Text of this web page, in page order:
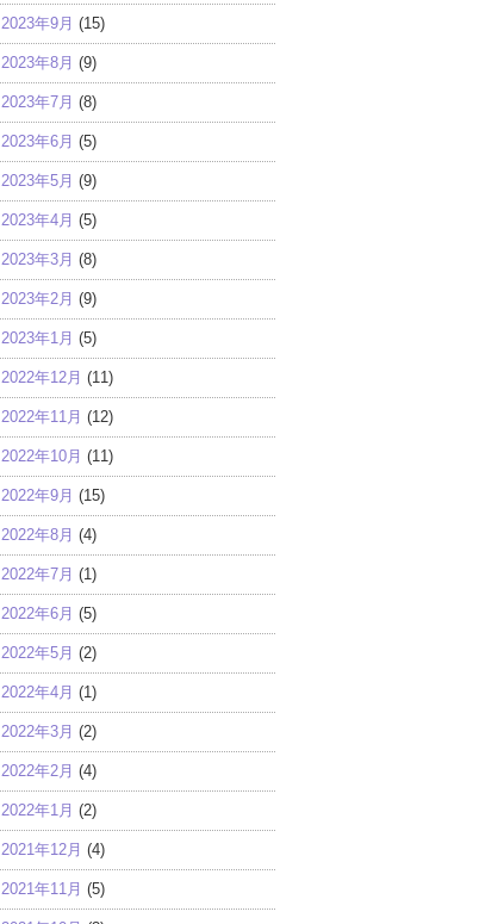
2023年9月 (15)
2023年8月 (9)
2023年7月 (8)
2023年6月 (5)
2023年5月 (9)
2023年4月 (5)
2023年3月 (8)
2023年2月 (9)
2023年1月 (5)
2022年12月 (11)
2022年11月 (12)
2022年10月 (11)
2022年9月 (15)
2022年8月 (4)
2022年7月 (1)
2022年6月 (5)
2022年5月 (2)
2022年4月 (1)
2022年3月 (2)
2022年2月 (4)
2022年1月 (2)
2021年12月 (4)
2021年11月 (5)